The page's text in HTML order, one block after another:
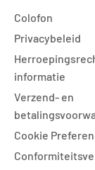
Colofon
Privacybeleid
informatie
Verzend- en
Cookie